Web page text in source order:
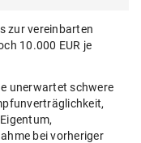
zur vereinbarten
10.000 EUR je
unerwartet schwere
bei vorheriger